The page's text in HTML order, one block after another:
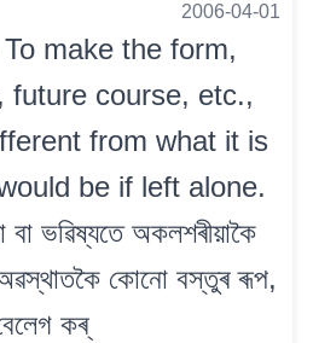
2006-04-01
To make the form,
future course, etc.,
from what it is
be if left alone.
বা ভৱিষ্যতে অকলশৰীয়াকৈ
অৱস্থাতকৈ কোনো বস্তুৰ ৰূপ,
কৰ্